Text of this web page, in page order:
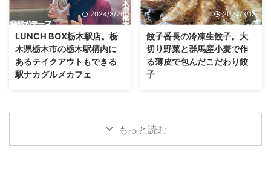
2024/3/20
LUNCH BOX栃木駅店。栃
木県栃木市の栃木駅構内に
あるテイクアウトもできる
駅ナカグルメカフェ
2024/3/13
餃子番長の冷凍生餃子。大
切り野菜と群馬産小麦で作
る薄皮で包んだこだわり餃
子
もっと読む